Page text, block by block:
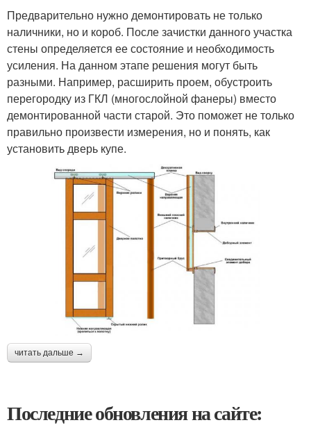
Предварительно нужно демонтировать не только
наличники, но и короб. После зачистки данного участка
стены определяется ее состояние и необходимость
усиления. На данном этапе решения могут быть
разными. Например, расширить проем, обустроить
перегородку из ГКЛ (многослойной фанеры) вместо
демонтированной части старой. Это поможет не только
правильно произвести измерения, но и понять, как
установить дверь купе.
читать дальше →
Последние обновления на сайте: